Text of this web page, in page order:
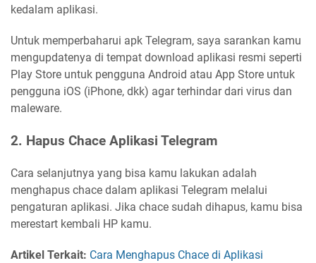
kedalam aplikasi.
Untuk memperbaharui apk Telegram, saya sarankan kamu
mengupdatenya di tempat download aplikasi resmi seperti
Play Store untuk pengguna Android atau App Store untuk
pengguna iOS (iPhone, dkk) agar terhindar dari virus dan
maleware.
2. Hapus Chace Aplikasi Telegram
Cara selanjutnya yang bisa kamu lakukan adalah
menghapus chace dalam aplikasi Telegram melalui
pengaturan aplikasi. Jika chace sudah dihapus, kamu bisa
merestart kembali HP kamu.
Artikel Terkait: Cara Menghapus Chace di Aplikasi